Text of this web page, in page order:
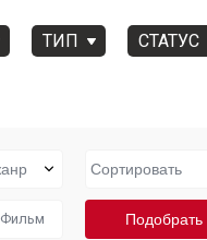
ТИП СТАТУС
Фильм